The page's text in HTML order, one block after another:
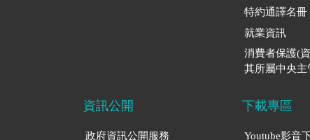
特約通譯名冊
就業資訊
消費者保護(
其所屬中央主
資訊公開
政府資訊公開服務
下載專區
Youtube影音